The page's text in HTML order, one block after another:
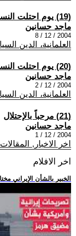
(19) يوم احتلت النساء مكة (2)
ماجد حسانين
2004 / 12 / 8
العلمانية، الدين
(20) يوم احتلت النساء مكة
ماجد حسانين
2004 / 12 / 2
العلمانية، الدين
(21) مرحباً بالإحتلال
ماجد حسانين
2004 / 12 / 1
اخر الاخبار,
اخر الافلام
.. الخبير بالشأن الإيراني